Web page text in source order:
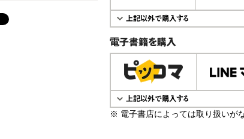
電子書籍で購入
※ 電子書店によっては取り扱いが